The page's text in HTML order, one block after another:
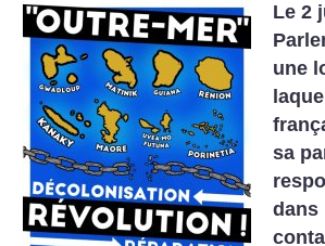
Le 2
une
sa
dans